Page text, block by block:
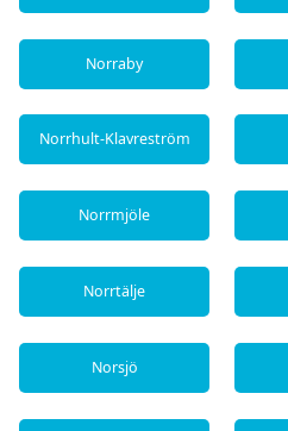
Norraby
Norrhult-Klavreström
Norrmjöle
Norrtälje
Norsjö